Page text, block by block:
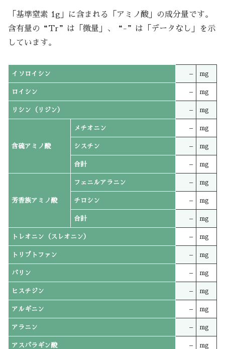
「基準窒素 1g」に含まれる「アミノ酸」の成分量です。
含有量の“Tr”は「微量」、“-”は「データなし」を示
しています。
イソロイシン – mg
ロイシン – mg
リシン（リジン） – mg
含硫アミノ酸
メチオニン – mg
シスチン – mg
合計 – mg
芳香族アミノ酸
フェニルアラニン – mg
チロシン – mg
合計 – mg
トレオニン（スレオニン） – mg
トリプトファン – mg
バリン – mg
ヒスチジン – mg
アルギニン – mg
アラニン – mg
アスパラギン酸 – mg